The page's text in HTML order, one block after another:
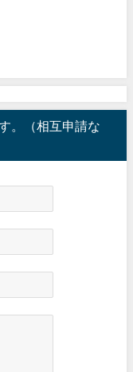
。（相互申請な